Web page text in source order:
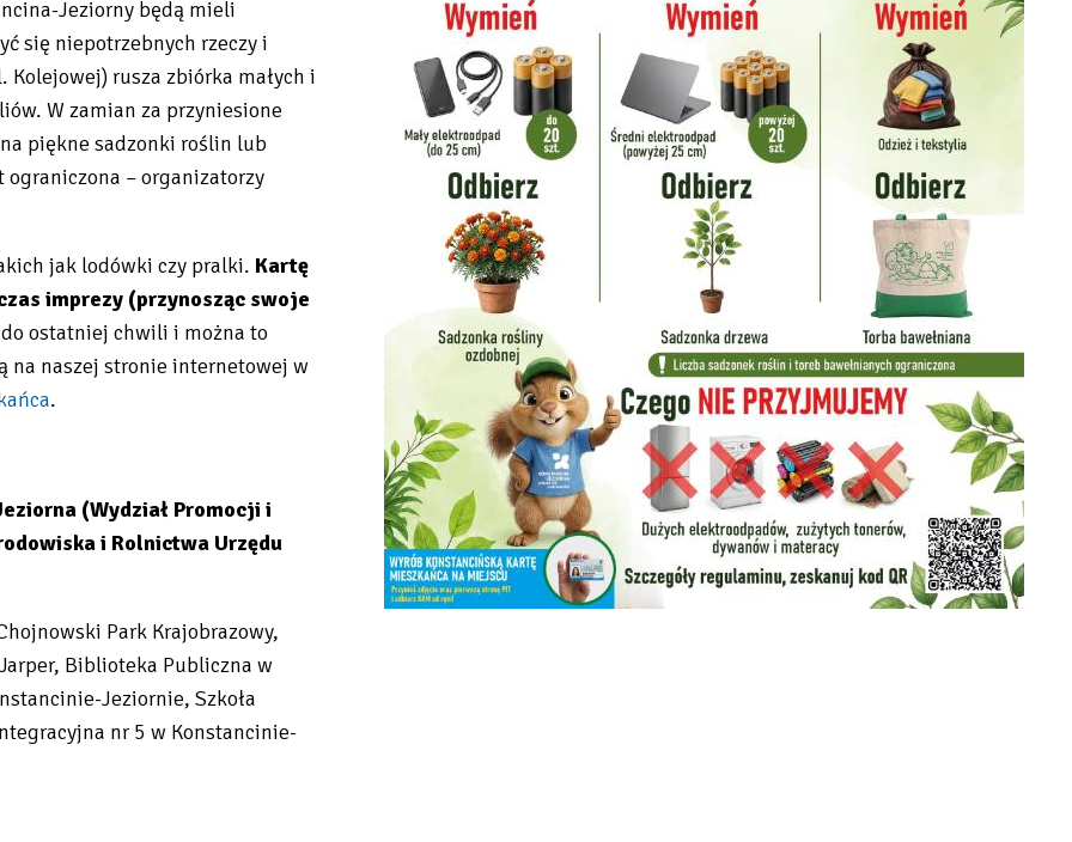
Jeziorny będą mieli
się niepotrzebnych rzeczy i
rusza zbiórka małych i
W zamian za przyniesione
piękne sadzonki roślin lub
– organizatorzy
jak lodówki czy pralki. Kartę
imprezy (przynosząc swoje
ostatniej chwili i można to
na naszej stronie internetowej w
.
(Wydział Promocji i
i Rolnictwa Urzędu
Park Krajobrazowy,
Biblioteka Publiczna w
Jeziornie, Szkoła
nr 5 w Konstancinie-